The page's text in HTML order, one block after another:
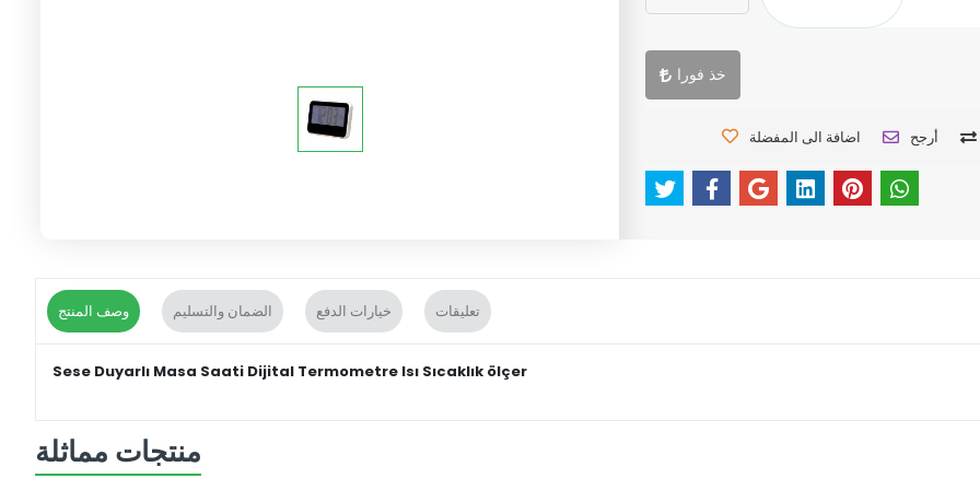
خذ فورا
اضافة الى المفضلة أرجح
وصف المنتج الضمان والتسليم خيارات الدفع تعليقات
Sese Duyarlı Masa Saati Dijital Termometre Isı Sıcaklık ölçer
منتجات مماثلة